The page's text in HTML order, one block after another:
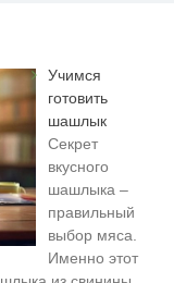
Учимся
готовить
шашлык
Секрет
вкусного
шашлыка –
правильный
выбор мяса.
Именно этот